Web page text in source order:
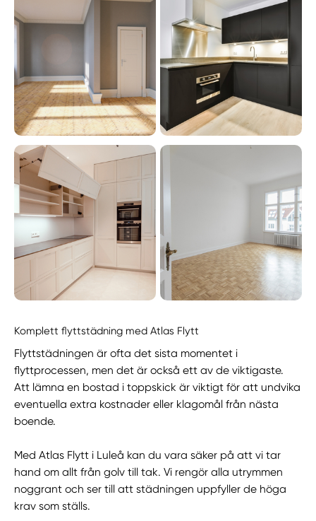
Komplett flyttstädning med Atlas Flytt
Flyttstädningen är ofta det sista momentet i
flyttprocessen, men det är också ett av de viktigaste.
Att lämna en bostad i toppskick är viktigt för att undvika
eventuella extra kostnader eller klagomål från nästa
boende.
Med Atlas Flytt i Luleå kan du vara säker på att vi tar
hand om allt från golv till tak. Vi rengör alla utrymmen
noggrant och ser till att städningen uppfyller de höga
krav som ställs.